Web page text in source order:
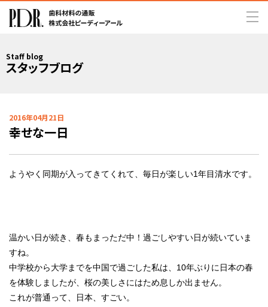
Staff blog
スタッフブログ
2016年04月21日
幸せな一日
ようやく同期が入ってきてくれて、毎日が楽しい1年目清水です。
温かい日が続き、春もまっただ中！過ごしやすい日が続いていま
すね。
中学校から大学までを中国で過ごした私は、10年ぶりに日本の春
を体験しましたが、桜の美しさにはため息しか出ません。
これが普通って、日本、すごい。